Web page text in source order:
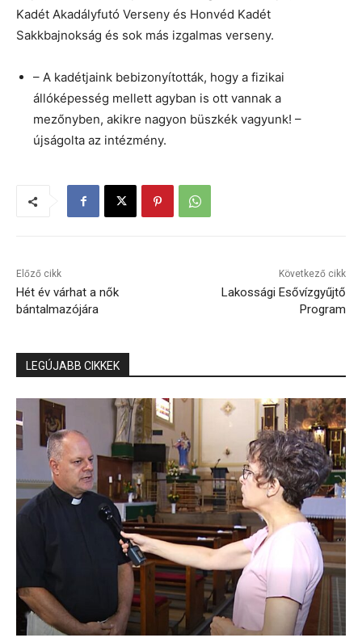
Kadét Akadályfutó Verseny és Honvéd Kadét
Sakkbajnokság és sok más izgalmas verseny.
– A kadétjaink bebizonyították, hogy a fizikai
állóképesség mellett agyban is ott vannak a
mezőnyben, akikre nagyon büszkék vagyunk! –
újságolta az intézmény.
Előző cikk
Hét év várhat a nők
bántalmazójára
Következő cikk
Lakossági Esővízgyűjtő
Program
LEGÚJABB CIKKEK